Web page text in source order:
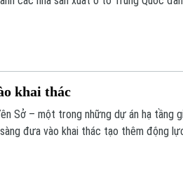
khai thác
Sở – một trong những dự án hạ tầng
đưa vào khai thác tạo thêm động